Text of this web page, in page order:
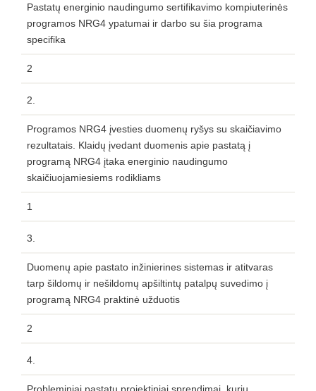
Pastatų energinio naudingumo sertifikavimo kompiuterinės
programos NRG4 ypatumai ir darbo su šia programa
specifika
2
2.
Programos NRG4 įvesties duomenų ryšys su skaičiavimo
rezultatais. Klaidų įvedant duomenis apie pastatą į
programą NRG4 įtaka energinio naudingumo
skaičiuojamiesiems rodikliams
1
3.
Duomenų apie pastato inžinierines sistemas ir atitvaras
tarp šildomų ir nešildomų apšiltintų patalpų suvedimo į
programą NRG4 praktinė užduotis
2
4.
Probleminiai pastatų projektiniai sprendimai, kurių